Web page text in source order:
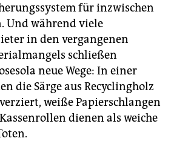
für inzwischen
Und während viele
in den vergangenen
schließen
neue Wege: In einer
die Särge aus Recyclingholz
weiße Papierschlangen
dienen als weiche